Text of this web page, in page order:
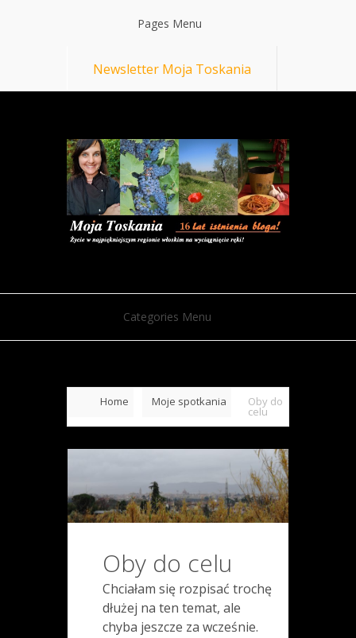
Pages Menu
Newsletter Moja Toskania
Categories Menu
Home Moje spotkania Oby do
celu
Oby do celu
Chciałam się rozpisać trochę
dłużej na ten temat, ale
chyba jeszcze za wcześnie.